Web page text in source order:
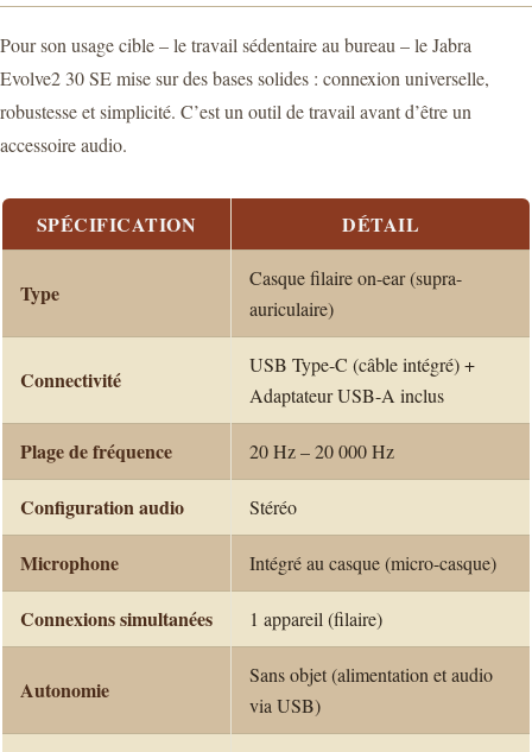
Pour son usage cible – le travail sédentaire au bureau – le Jabra
Evolve2 30 SE mise sur des bases solides : connexion universelle,
robustesse et simplicité. C’est un outil de travail avant d’être un
accessoire audio.
SPÉCIFICATION DÉTAIL
Type
Casque filaire on-ear (supra-
auriculaire)
Connectivité
USB Type-C (câble intégré) +
Adaptateur USB-A inclus
Plage de fréquence 20 Hz – 20 000 Hz
Configuration audio Stéréo
Microphone Intégré au casque (micro-casque)
Connexions simultanées 1 appareil (filaire)
Autonomie
Sans objet (alimentation et audio
via USB)